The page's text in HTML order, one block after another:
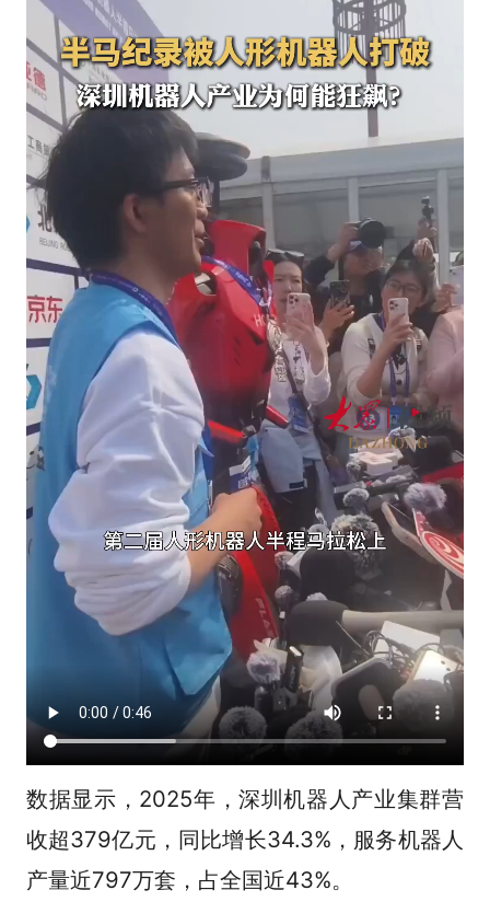
数据显示，2025年，深圳机器人产业集群营
收超379亿元，同比增长34.3%，服务机器人
产量近797万套，占全国近43%。